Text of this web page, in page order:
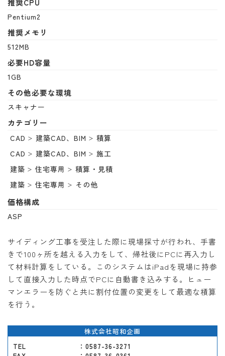
推奨CPU
Pentium2
推奨メモリ
512MB
必要HD容量
1GB
その他必要な環境
スキャナー
カテゴリー
CAD 建築CAD、BIM
積算
CAD
建築CAD、BIM
施工
建築
住宅専用
積算・見積
建築
住宅専用 その他
価格構成
ASP
サイディング工事を受注した際に現場採寸が行われ、手書
きで100ヶ所を越える入力をして、帰社後にPCに再入力し
て材料計算をしている。このシステムはiPadを現場に持参
して直接入力した時点でPCに自動書き込みする。ヒュー
マンエラーを防ぐと共に割付位置の変更をして最適な積算
を行う。
株式会社昭和企画
TEL
：0587-36-3271